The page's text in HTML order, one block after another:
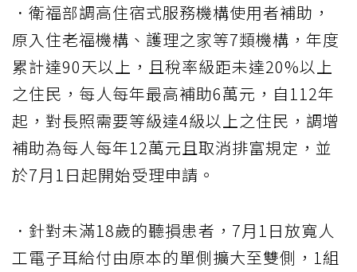
．衛福部調高住宿式服務機構使用者補助，
原入住老福機構、護理之家等7類機構，年度
累計達90天以上，且稅率級距未達20%以上
之住民，每人每年最高補助6萬元，自112年
起，對長照需要等級達4級以上之住民，調增
補助為每人每年12萬元且取消排富規定，並
於7月1日起開始受理申請。
．針對未滿18歲的聽損患者，7月1日放寬人
工電子耳給付由原本的單側擴大至雙側，1組